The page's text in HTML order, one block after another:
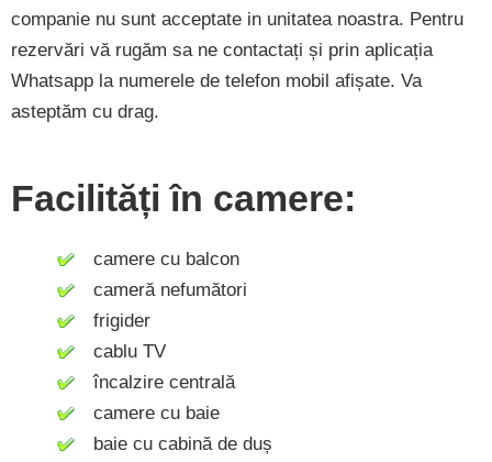
companie nu sunt acceptate in unitatea noastra. Pentru
rezervări vă rugăm sa ne contactați și prin aplicația
Whatsapp la numerele de telefon mobil afișate. Va
asteptăm cu drag.
Facilități în camere:
camere cu balcon
cameră nefumători
frigider
cablu TV
încalzire centrală
camere cu baie
baie cu cabină de duș